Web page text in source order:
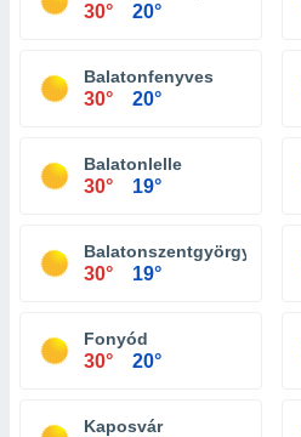
30° 20°
Balatonfenyves
30° 20°
Balatonlelle
30° 19°
Balatonszentgyörgy
30° 19°
Fonyód
30° 20°
Kaposvár